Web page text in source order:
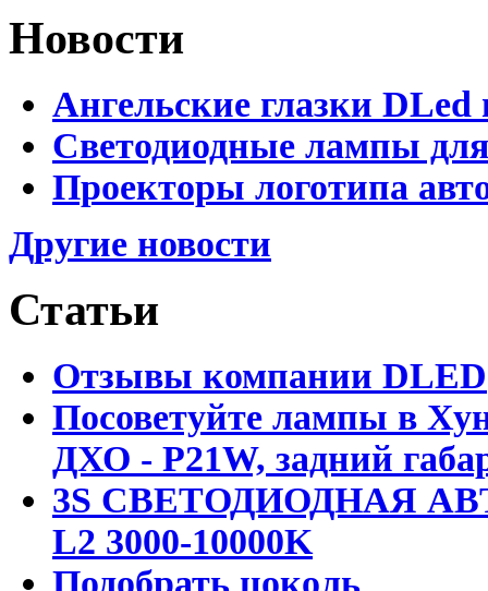
Новости
Ангельские глазки DLed
Светодиодные лампы
Проекторы логотипа
Другие новости
Статьи
Отзывы компании DLED
Посоветуйте лампы в
ДХО - P21W, задний
3S СВЕТОДИОДНАЯ
L2 3000-10000K
Подобрать цоколь